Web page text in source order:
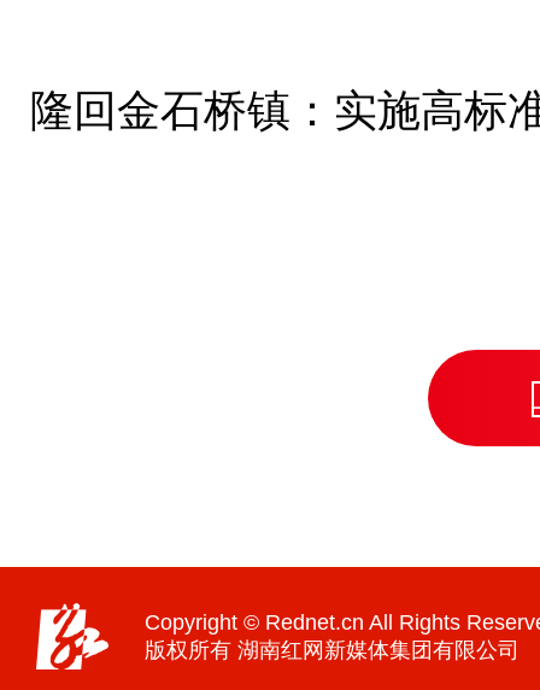
隆回金石桥镇：实施高标
Copyright © Rednet.cn All Rights
版权所有 湖南红网新媒体集团有限公司